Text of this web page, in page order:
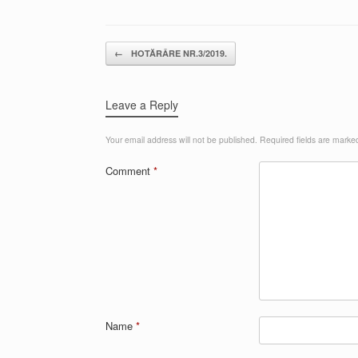
Post navigation
← HOTĂRÂRE NR.3/2019.
Leave a Reply
Your email address will not be published. Required fields are
Comment *
Name *